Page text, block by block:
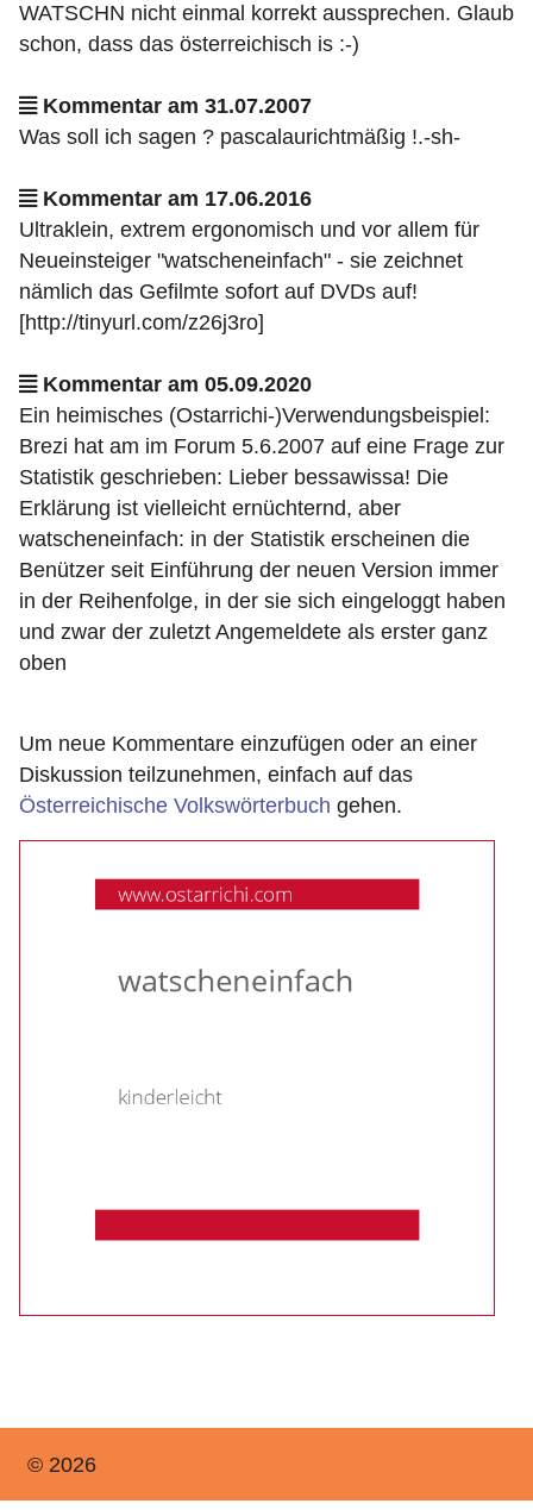
WATSCHN nicht einmal korrekt aussprechen. Glaub
schon, dass das österreichisch is :-)
Kommentar am 31.07.2007
Was soll ich sagen ? pascalaurichtmäßig !.-sh-
Kommentar am 17.06.2016
Ultraklein, extrem ergonomisch und vor allem für
Neueinsteiger "watscheneinfach" - sie zeichnet
nämlich das Gefilmte sofort auf DVDs auf!
[http://tinyurl.com/z26j3ro]
Kommentar am 05.09.2020
Ein heimisches (Ostarrichi-)Verwendungsbeispiel:
Brezi hat am im Forum 5.6.2007 auf eine Frage zur
Statistik geschrieben: Lieber bessawissa! Die
Erklärung ist vielleicht ernüchternd, aber
watscheneinfach: in der Statistik erscheinen die
Benützer seit Einführung der neuen Version immer
in der Reihenfolge, in der sie sich eingeloggt haben
und zwar der zuletzt Angemeldete als erster ganz
oben
Um neue Kommentare einzufügen oder an einer
Diskussion teilzunehmen, einfach auf das
Österreichische Volkswörterbuch gehen.
© 2026